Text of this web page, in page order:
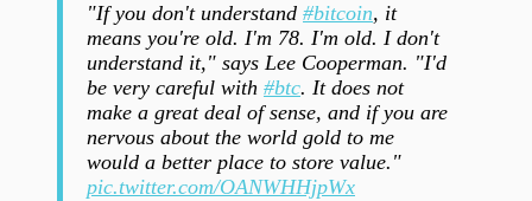
"If you don't understand #bitcoin, it
means you're old. I'm 78. I'm old. I don't
understand it," says Lee Cooperman. "I'd
be very careful with #btc. It does not
make a great deal of sense, and if you are
nervous about the world gold to me
would a better place to store value."
pic.twitter.com/OANWHHjpWx